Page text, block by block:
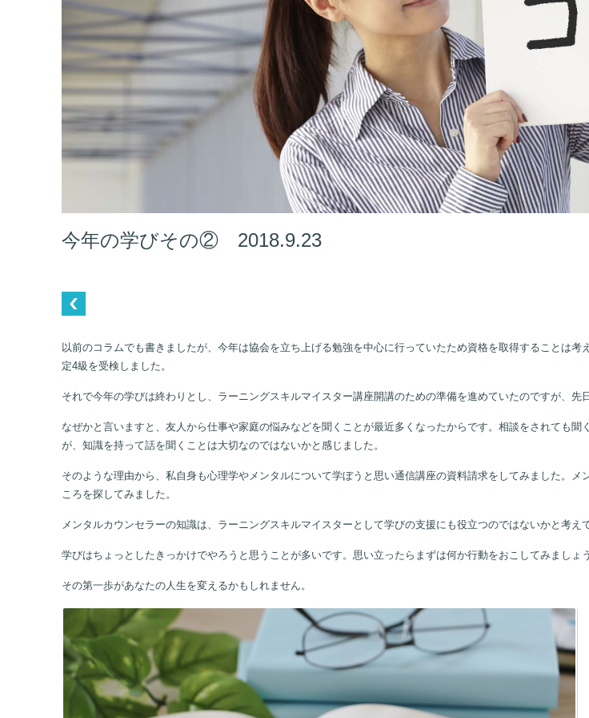
今年の学びその② 2018.9.23
以前のコラムでも書きましたが、今年は協会を立ち上げる勉強を中心に行っていたため資格を取得することは
定4級を受検しました。
それで今年の学びは終わりとし、ラーニングスキルマイスター講座開講のための準備を進めていたのですが、先
なぜかと言いますと、友人から仕事や家庭の悩みなどを聞くことが最近多くなったからです。相談をされても
が、知識を持って話を聞くことは大切なのではないかと感じました。
そのような理由から、私自身も心理学やメンタルについて学ぼうと思い通信講座の資料請求をしてみました。
ころを探してみました。
メンタルカウンセラーの知識は、ラーニングスキルマイスターとして学びの支援にも役立つのではないかと考え
学びはちょっとしたきっかけでやろうと思うことが多いです。思い立ったらまずは何か行動をおこしてみましょう
その第一歩があなたの人生を変えるかもしれません。